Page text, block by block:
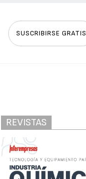
SUSCRIBIRSE GRATIS
REVISTAS